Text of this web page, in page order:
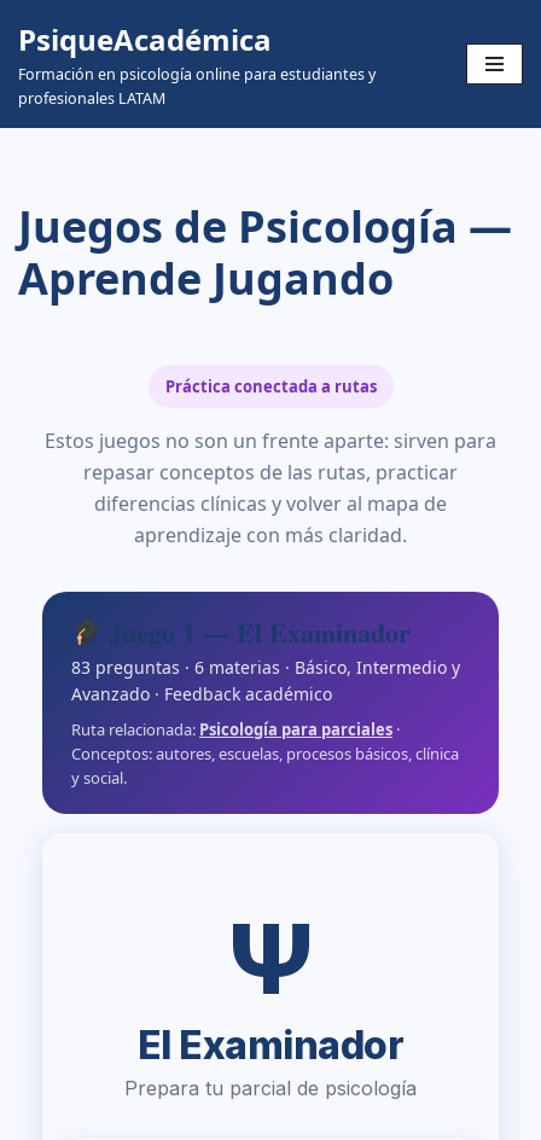
Skip
to
content
PsiqueAcadémica
Formación en psicología online para estudiantes y
profesionales LATAM
Juegos de Psicología —
Aprende Jugando
Práctica conectada a rutas
Estos juegos no son un frente aparte: sirven para
repasar conceptos de las rutas, practicar
diferencias clínicas y volver al mapa de
aprendizaje con más claridad.
Juego 1 — El Examinador
83 preguntas · 6 materias · Básico, Intermedio y
Avanzado · Feedback académico
Ruta relacionada: Psicología para parciales ·
Conceptos: autores, escuelas, procesos básicos, clínica
y social.